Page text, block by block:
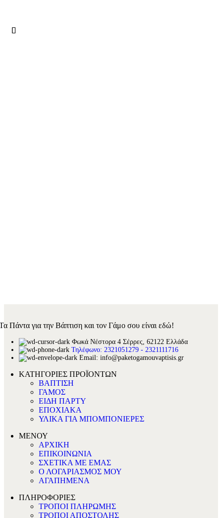
Πάντα για την Βάπτιση και τον Γάμο σου είναι εδώ!
Φωκά Νέστορα 4 Σέρρες, 62122 Ελλάδα
Τηλέφωνο: 2321051279 - 2321111716
Email: info@paketogamouvaptisis.gr
ΚΑΤΗΓΟΡΙΕΣ ΠΡΟΪΟΝΤΩΝ
ΒΑΠΤΙΣΗ
ΓΑΜΟΣ
ΕΙΔΗ ΠΑΡΤΥ
ΕΠΟΧΙΑΚΑ
ΥΛΙΚΑ ΓΙΑ ΜΠΟΜΠΟΝΙΕΡΕΣ
ΜΕΝΟΥ
ΑΡΧΙΚΗ
ΕΠΙΚΟΙΝΩΝΙΑ
ΣΧΕΤΙΚΑ ΜΕ ΕΜΑΣ
Ο ΛΟΓΑΡΙΑΣΜΟΣ ΜΟΥ
ΑΓΑΠΗΜΕΝΑ
ΠΛΗΡΟΦΟΡΙΕΣ
ΤΡΟΠΟΙ ΠΛΗΡΩΜΗΣ
ΤΡΟΠΟΙ ΑΠΟΣΤΟΛΗΣ